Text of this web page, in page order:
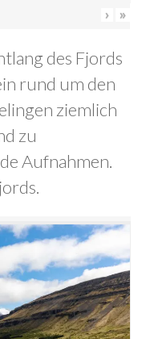
› »
des Fjords
rund um den
ziemlich
zu
Aufnahmen.